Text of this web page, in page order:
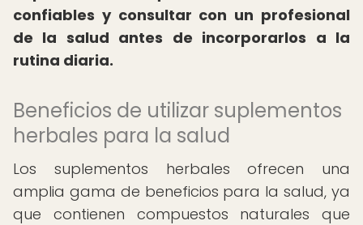
confiables y consultar con un profesional
de la salud antes de incorporarlos a la
rutina diaria.
Beneficios de utilizar suplementos
herbales para la salud
Los suplementos herbales ofrecen una
amplia gama de beneficios para la salud, ya
que contienen compuestos naturales que